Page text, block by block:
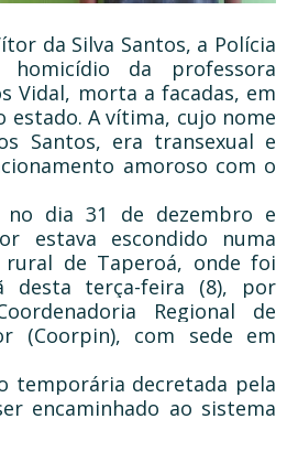
da Silva Santos, a Polícia
da professora
Vidal, morta a facadas, em
estado. A vítima, cujo nome
Santos, era transexual e
amoroso com o
dia 31 de dezembro e
estava escondido numa
rural de Taperoá, onde foi
desta terça-feira (8), por
Regional de
(Coorpin), com sede em
temporária decretada pela
encaminhado ao sistema